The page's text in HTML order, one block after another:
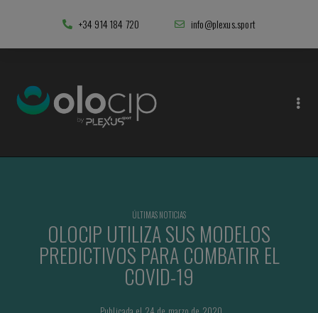
+34 914 184 720 info@plexus.sport
ÚLTIMAS NOTICIAS
OLOCIP UTILIZA SUS MODELOS
PREDICTIVOS PARA COMBATIR EL
COVID-19